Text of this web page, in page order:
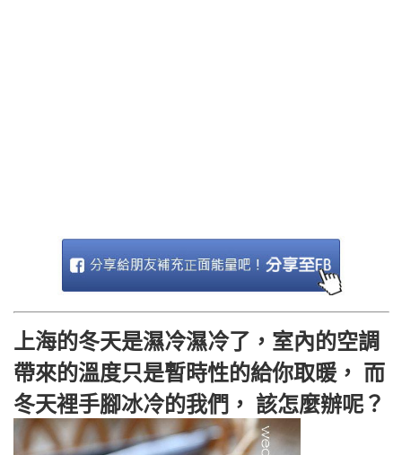
上海的冬天是濕冷濕冷了，室內的空調
帶來的溫度只是暫時性的給你取暖， 而
冬天裡手腳冰冷的我們， 該怎麼辦呢？